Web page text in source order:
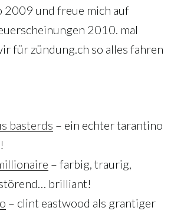
2009 und freue mich auf
2010. mal
für zündung.ch so alles fahren
basterds – ein echter tarantino
– farbig, traurig,
brilliant!
– clint eastwood als grantiger